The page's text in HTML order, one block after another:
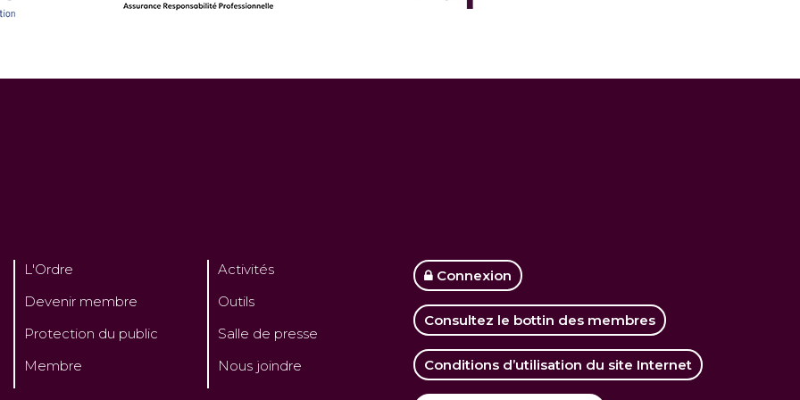
L'Ordre
Devenir membre
Protection du public
Membre
Activités
Outils
Salle de presse
Nous joindre
Connexion
Consultez le bottin des membres
Conditions d’utilisation du site Internet